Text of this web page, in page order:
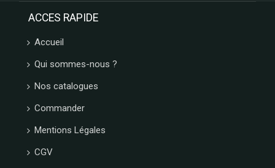
ACCES RAPIDE
Accueil
Qui sommes-nous ?
Nos catalogues
Commander
Mentions Légales
CGV